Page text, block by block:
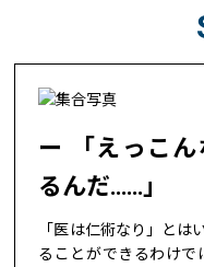
「えっこ
るんだ……」
「医は仁術なり」とは
ることができるわけで